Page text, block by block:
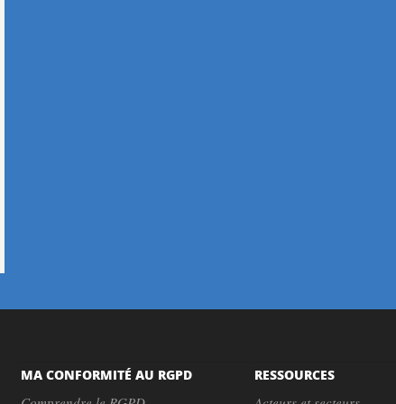
MA CONFORMITÉ AU RGPD
RESSOURCES